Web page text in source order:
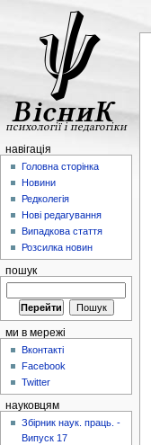
навігація
Головна сторінка
Новини
Редколегія
Нові редагування
Випадкова стаття
Розсилка новин
пошук
ми в мережі
Вконтакті
Facebook
Twitter
науковцям
Збірник наук. праць. -
Випуск 17